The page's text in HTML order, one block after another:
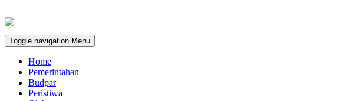
Toggle navigation Menu
Home
Pemerintahan
Budpar
Peristiwa